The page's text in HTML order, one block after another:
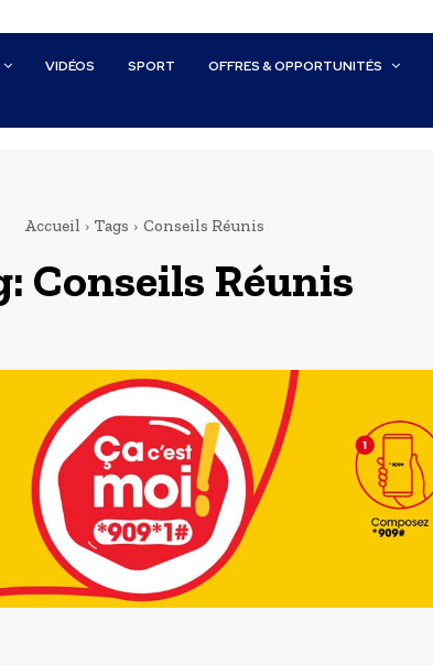
VIDÉOS SPORT OFFRES & OPPORTUNITÉS
Accueil Tags Conseils Réunis
Conseils Réunis